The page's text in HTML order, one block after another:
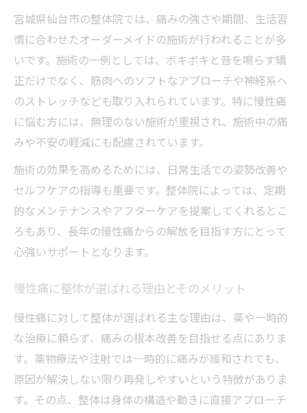
か
再発しない身体作りを整体で目指す新たな一歩
整体で慢性痛を繰り返さない体質へ変わる
方法
整体施術後の慢性痛再発予防ポイントを解
説
夫
整体で実践できる再発防止のセルフケア方
法
慢性痛卒業を整体で叶えるための継続のコ
整体院通いで得た慢性痛克服のヒントを伝授
整体で慢性痛克服を実現した経験者の工夫
紹介
慢性痛改善へ導いた整体通院のポイントと
は
整体施術で慢性痛と向き合う心構えと実践
宮城県仙台市の整体院では、痛みの強さや期間、生活習
慣に合わせたオーダーメイドの施術が行われることが多
いです。施術の一例としては、ボキボキと音を鳴らす矯
正だけでなく、筋肉へのソフトなアプローチや神経系へ
のストレッチなども取り入れられています。特に慢性痛
に悩む方には、無理のない施術が重視され、施術中の痛
みや不安の軽減にも配慮されています。
施術の効果を高めるためには、日常生活での姿勢改善や
セルフケアの指導も重要です。整体院によっては、定期
的なメンテナンスやアフターケアを提案してくれるとこ
ろもあり、長年の慢性痛からの解放を目指す方にとって
心強いサポートとなります。
慢性痛に整体が選ばれる理由とそのメリット
慢性痛に対して整体が選ばれる主な理由は、薬や一時的
な治療に頼らず、痛みの根本改善を目指せる点にありま
す。薬物療法や注射では一時的に痛みが緩和されても、
原因が解決しない限り再発しやすいという特徴がありま
す。その点、整体は身体の構造や動きに直接アプローチ